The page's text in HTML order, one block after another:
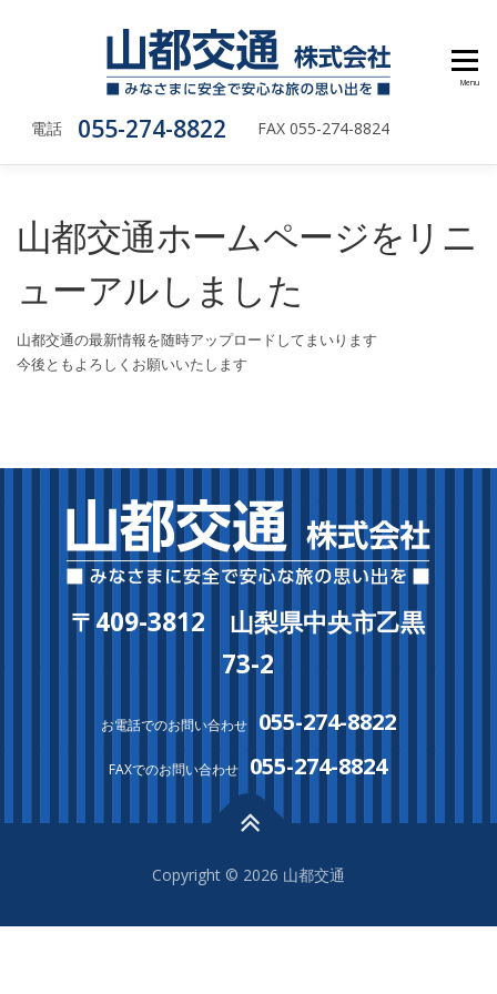
電話 055-274-8822 FAX 055-274-8824
Menu
山都交通ホームページをリニ
ューアルしました
山都交通の最新情報を随時アップロードしてまいります
今後ともよろしくお願いいたします
〒409-3812 山梨県中央市乙黒
73-2
お電話でのお問い合わせ 055-274-8822
FAXでのお問い合わせ 055-274-8824
Copyright © 2026 山都交通